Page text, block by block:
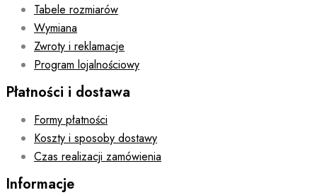
Tabele rozmiarów
Wymiana
Zwroty i reklamacje
Program lojalnościowy
Płatności i dostawa
Formy płatności
Koszty i sposoby dostawy
Czas realizacji zamówienia
Informacje